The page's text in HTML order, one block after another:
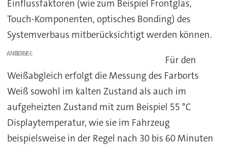
Einflussfaktoren (wie zum Beispiel Frontglas,
Touch-Komponenten, optisches Bonding) des
Systemverbaus mitberücksichtigt werden können.
ANZEIGE
Für den
Weißabgleich erfolgt die Messung des Farborts
Weiß sowohl im kalten Zustand als auch im
aufgeheizten Zustand mit zum Beispiel 55 °C
Displaytemperatur, wie sie im Fahrzeug
beispielsweise in der Regel nach 30 bis 60 Minuten